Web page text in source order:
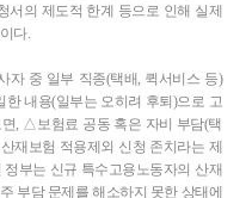
의 제도적 한계 등으로 인해 실제
다.
자 중 일부 직종(택배, 퀵서비스 등)
한 내용(일부는 오히려 후퇴)으로 고
면, △보험료 공동 혹은 자비 부담(택
재보험 적용제외 신청 존치라는 제
부는 신규 특수고용노동자의 산재
부담 문제를 해소하지 못한 상태에